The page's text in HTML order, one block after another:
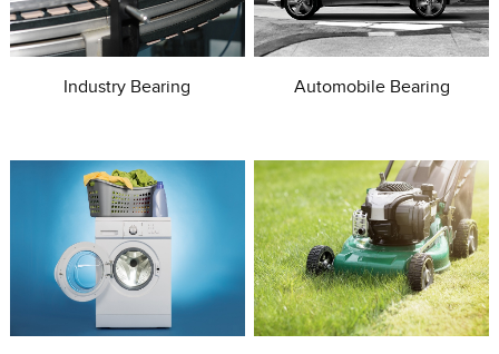
Industry Bearing Automobile Bearing